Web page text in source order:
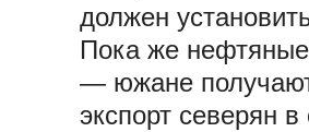
должен
Пока же нефтяные
— южане
экспорт северян